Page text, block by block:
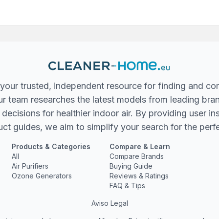
trusted, independent resource for finding and
team researches the latest models from leading
for healthier indoor air. By providing user
guides, we aim to simplify your search for the
Products & Categories
All
Air Purifiers
Ozone Generators
Compare & Learn
Compare Brands
Buying Guide
Reviews & Ratings
FAQ & Tips
Aviso Legal